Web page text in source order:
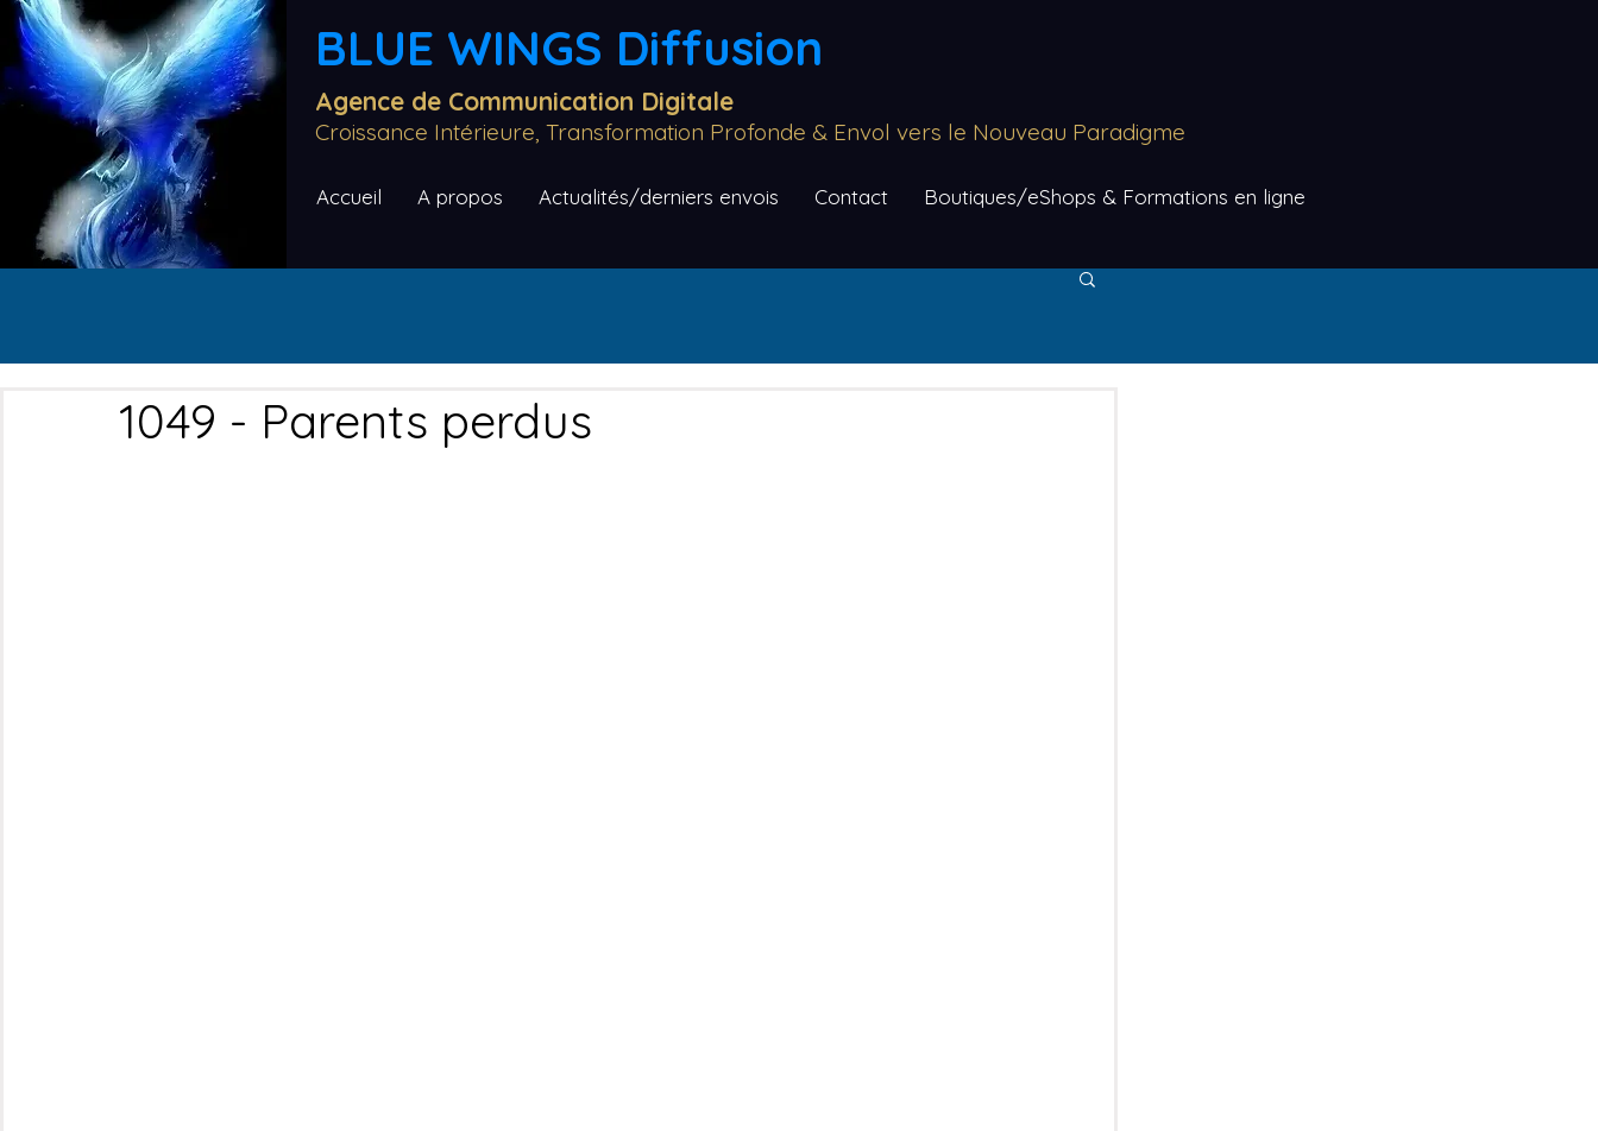
BLUE WINGS Diffusion
Agence de Communication Digitale
Croissance Intérieure, Transformation Profonde & Envol vers le Nouveau Paradigme
Accueil A propos Actualités/derniers envois Contact Boutiques/eShops & Formations en ligne
1049 - Parents perdus